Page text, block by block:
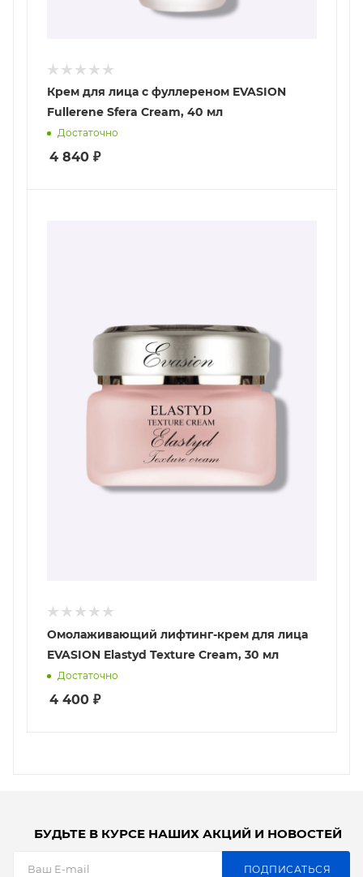
Крем для лица с фуллереном EVASION
Fullerene Sfera Cream, 40 мл
Достаточно
4 840 ₽
Омолаживающий лифтинг-крем для лица
EVASION Elastyd Texture Cream, 30 мл
Достаточно
4 400 ₽
БУДЬТЕ В КУРСЕ НАШИХ АКЦИЙ И НОВОСТЕЙ
ПОДПИСАТЬСЯ